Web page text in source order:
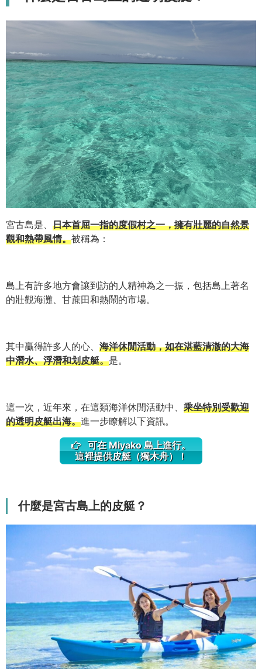
宮古島是、 日本首屈一指的度假村之一，擁有壯麗的自然景
觀和熱帶風情。被稱為：
島上有許多地方會讓到訪的人精神為之一振，包括島上著名
的壯觀海灘、甘蔗田和熱鬧的市場。
其中贏得許多人的心、 海洋休閒活動，如在湛藍清澈的大海
中潛水、浮潛和划皮艇。是。
這一次，近年來，在這類海洋休閒活動中、 乘坐特別受歡迎
的透明皮艇出海。進一步瞭解以下資訊。
可在 Miyako 島上進行。
這裡提供皮艇（獨木舟）！
什麼是宮古島上的皮艇？